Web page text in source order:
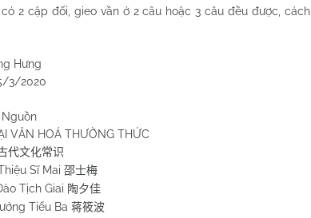
2 cặp đối, gieo vần ở 2 câu hoặc 3 câu đều được, cách
Nguồn
VĂN HOÁ THƯỜNG THỨC
代文化常识
Sĩ Mai 邵士梅
Giai 陶夕佳
Ba 蒋筱波